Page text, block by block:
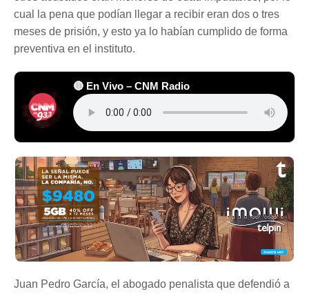
cual la pena que podían llegar a recibir eran dos o tres
meses de prisión, y esto ya lo habían cumplido de forma
preventiva en el instituto.
🔴 En Vivo – CNM Radio
Juan Pedro García, el abogado penalista que defendió a